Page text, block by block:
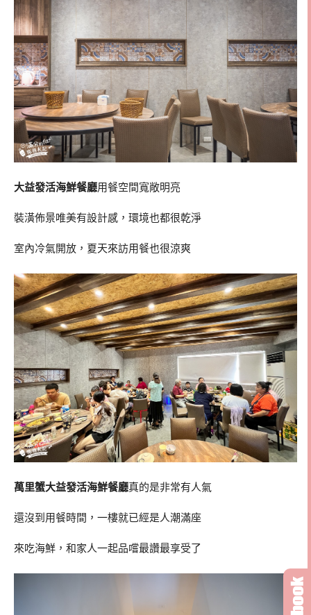
大益發活海鮮餐廳用餐空間寬敞明亮
裝潢佈景唯美有設計感，環境也都很乾淨
室內冷氣開放，夏天來訪用餐也很涼爽
萬里蟹大益發活海鮮餐廳真的是非常有人氣
還沒到用餐時間，一樓就已經是人潮滿座
來吃海鮮，和家人一起品嚐最讚最享受了